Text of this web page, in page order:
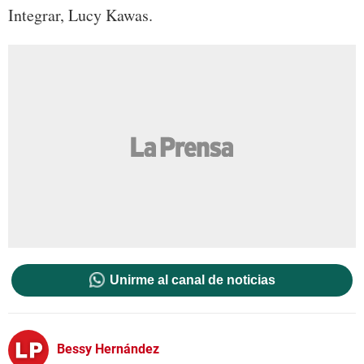
Integrar, Lucy Kawas.
Unirme al canal de noticias
Bessy Hernández